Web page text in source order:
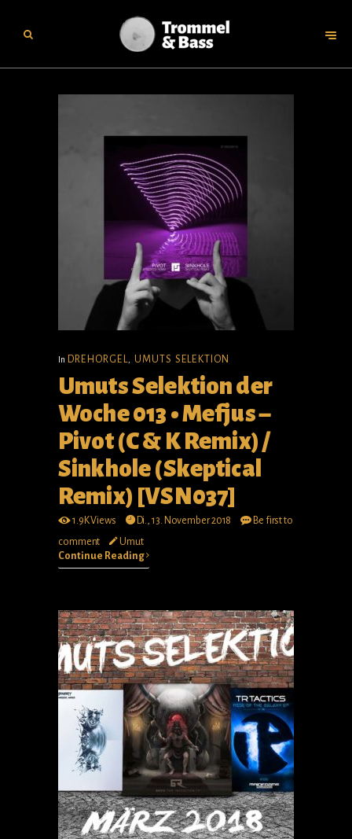
In DREHORGEL UMUTS SELEKTION
Umuts Selektion der
Woche 013 • Mefjus –
Pivot (C & K Remix) /
Sinkhole (Skeptical
Remix) [VSN037]
1.9K Views Di., 13. November 2018
Be first to
comment
Umut
Continue Reading